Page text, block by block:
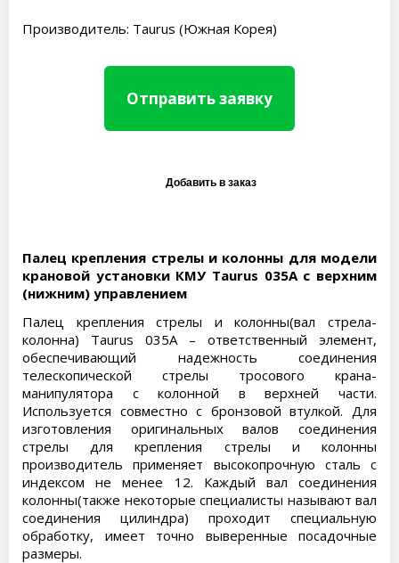
Производитель: Taurus (Южная Корея)
Отправить заявку
Палец крепления стрелы и колонны для модели
крановой установки КМУ Taurus 035A с верхним
(нижним) управлением
Палец крепления стрелы и колонны(вал стрела-
колонна) Taurus 035A – ответственный элемент,
обеспечивающий надежность соединения
телескопической стрелы тросового крана-
манипулятора с колонной в верхней части.
Используется совместно с бронзовой втулкой. Для
изготовления оригинальных валов соединения
стрелы для крепления стрелы и колонны
производитель применяет высокопрочную сталь с
индексом не менее 12. Каждый вал соединения
колонны(также некоторые специалисты называют вал
соединения цилиндра) проходит специальную
обработку, имеет точно выверенные посадочные
размеры.